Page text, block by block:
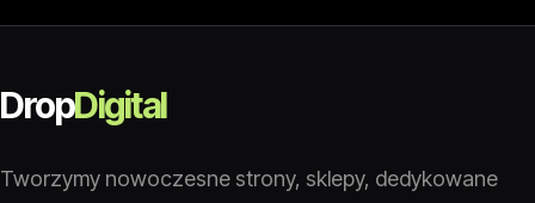
DropDigital
Tworzymy nowoczesne strony, sklepy, dedykowane